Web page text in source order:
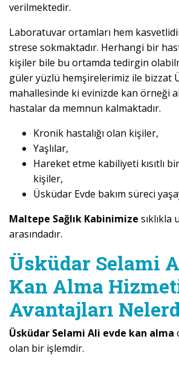
verilmektedir.
Laboratuvar ortamları hem
strese sokmaktadır. Herhangi bir
kişiler bile bu ortamda tedirgin
güler yüzlü hemşirelerimiz ile bizzat
mahallesinde ki evinizde kan örneği
hastalar da memnun kalmaktadır.
Kronik hastalığı olan kişiler,
Yaşlılar,
Hareket etme kabiliyeti kısıtlı
kişiler,
Üsküdar Evde bakım süreci
Maltepe Sağlık Kabinimize sıklıkla
arasındadır.
Üsküdar Selami
Kan Alma
Avantajları
Üsküdar Selami Ali evde kan alma
olan bir işlemdir.